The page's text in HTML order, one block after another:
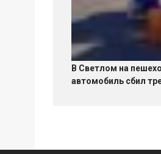
В Светлом на
автомобиль сбил